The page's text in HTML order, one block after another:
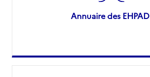
Annuaire des EHPAD